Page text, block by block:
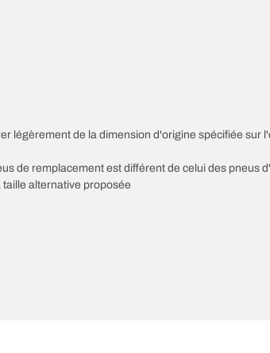
légèrement de la dimension d'origine spécifiée sur
de remplacement est différent de celui des pneus
alternative proposée